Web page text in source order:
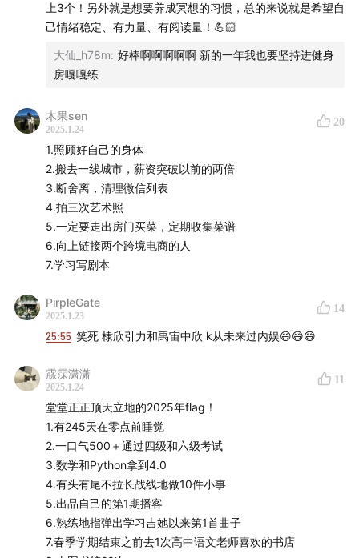
洛怀：写点文字的撰稿野人 （微博 @洛怀pro
CK：做点生意的时髦野人（微博@CKverymuch）
云音乐、喜马拉雅、QQ音乐订阅「心都野了
HeartBeast」。
上3个！另外就是想要养成冥想的习惯，总的来说就是希望自
己情绪稳定、有力量、有阅读量！💪🏻
大仙_h78m: 好棒啊啊啊啊啊 新的一年我也要坚持进健身
房嘎嘎练
木果sen
2025.1.24
20
1.照顾好自己的身体
2.搬去一线城市，薪资突破以前的两倍
3.断舍离，清理微信列表
4.拍三次艺术照
5.一定要走出房门买菜，定期收集菜谱
6.向上链接两个跨境电商的人
7.学习写剧本
PirpleGate
2025.1.23
14
25:55 笑死 棣欣引力和禹宙中欣 k从未来过内娱😄😄😄
霡霂潇潇
2025.1.24
11
堂堂正正顶天立地的2025年flag！
1.有245天在零点前睡觉
2.一口气500＋通过四级和六级考试
3.数学和Python拿到4.0
4.有头有尾不拉长战线地做10件小事
5.出品自己的第1期播客
6.熟练地指弹出学习吉她以来第1首曲子
7.春季学期结束之前去1次高中语文老师喜欢的书店